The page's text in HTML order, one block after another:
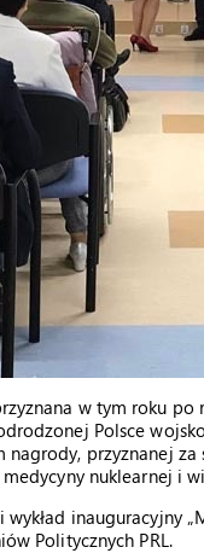
w tym roku
Polsce
przyznanej
nuklearnej i
inauguracyjny
Politycznych PRL.